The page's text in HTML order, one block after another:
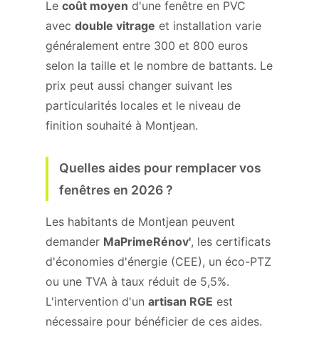
Le coût moyen d'une fenêtre en PVC
avec double vitrage et installation varie
généralement entre 300 et 800 euros
selon la taille et le nombre de battants. Le
prix peut aussi changer suivant les
particularités locales et le niveau de
finition souhaité à Montjean.
Quelles aides pour remplacer vos
fenêtres en 2026 ?
Les habitants de Montjean peuvent
demander MaPrimeRénov', les certificats
d'économies d'énergie (CEE), un éco-PTZ
ou une TVA à taux réduit de 5,5%.
L'intervention d'un artisan RGE est
nécessaire pour bénéficier de ces aides.